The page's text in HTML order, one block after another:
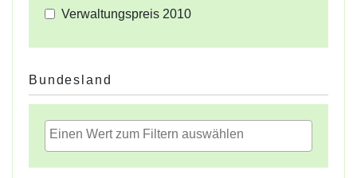
Verwaltungspreis 2010
Bundesland